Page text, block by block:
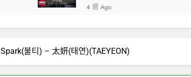
4 週 Ago
Spark(불티) – 太妍(태연)(TAEYEON)